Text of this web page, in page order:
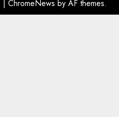
| ChromeNews by AF themes.